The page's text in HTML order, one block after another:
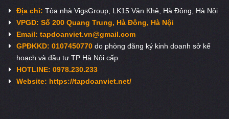
Địa chỉ:Tòa nhà VigsGroup, LK15 Văn Khê, Hà Đông, Hà Nội
VPGD: Số 200 Quang Trung, Hà Đông, Hà Nội
Email:tapdoanviet.vn@gmail.com
GPĐKKD: 0107450770do phòng đăng ký kinh doanh sở kế
hoạch và đầu tư TP Hà Nội cấp.
HOTLINE: 0978.230.233
Website: https://tapdoanviet.net/